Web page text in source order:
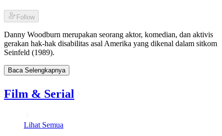
Follow
Danny Woodburn merupakan seorang aktor, komedian, dan aktivis
gerakan hak-hak disabilitas asal Amerika yang dikenal dalam sitkom
Seinfeld (1989).
Baca Selengkapnya
Film & Serial
Lihat Semua